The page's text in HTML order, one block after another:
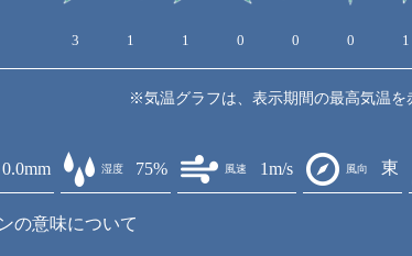
3 1 1 0 0 0 1
※気温グラフは、表示期間の最高気温を
0.0mm 湿度 75% 風速 1m/s 風向 東
の意味について